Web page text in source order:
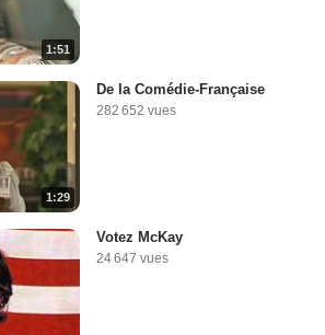
1:51
1:29
De la Comédie-Française
282 652 vues
Votez McKay
24 647 vues